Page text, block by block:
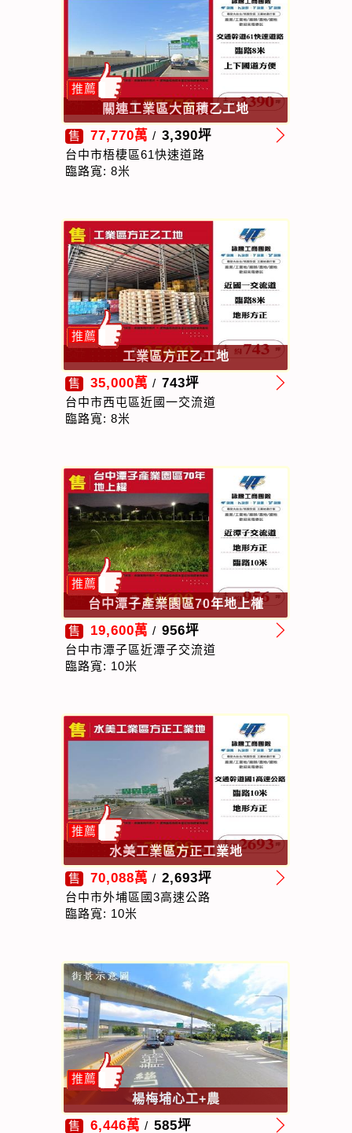
關連工業區大面積乙工地
推薦
售 77,770萬 / 3,390坪
台中市梧棲區61快速道路
臨路寬: 8米
工業區方正乙工地
推薦
售 35,000萬 / 743坪
台中市西屯區近國一交流道
臨路寬: 8米
台中潭子產業園區70年地上權
推薦
售 19,600萬 / 956坪
台中市潭子區近潭子交流道
臨路寬: 10米
水美工業區方正工業地
推薦
售 70,088萬 / 2,693坪
台中市外埔區國3高速公路
臨路寬: 10米
楊梅埔心工+農
推薦
售 6,446萬 / 585坪